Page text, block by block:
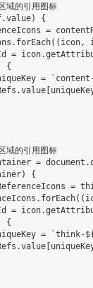
域的引用图标
.value)
{
=
. forEach( ( icon ,
= icon.
{
= `
.value [
域的引用图标
= document .
)
{
=
. forEach( (
= icon.
{
= ` think-
.value [